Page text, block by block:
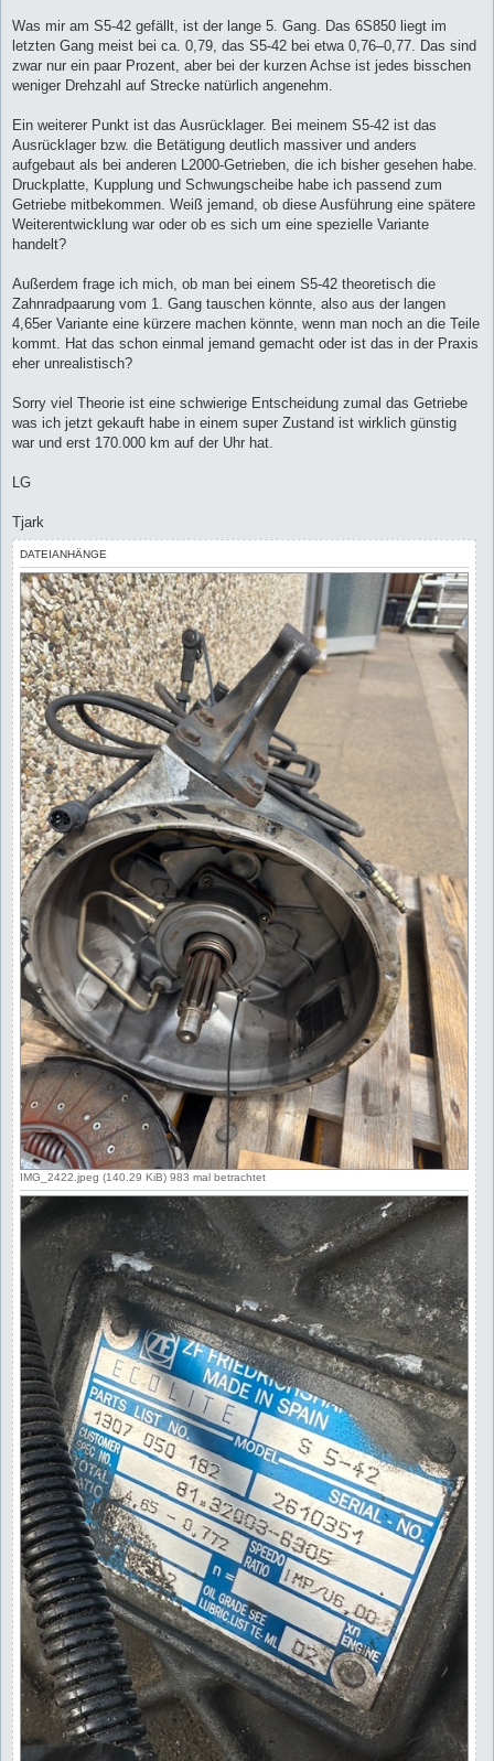
Was mir am S5-42 gefällt, ist der lange 5. Gang. Das 6S850 liegt im
letzten Gang meist bei ca. 0,79, das S5-42 bei etwa 0,76–0,77. Das sind
zwar nur ein paar Prozent, aber bei der kurzen Achse ist jedes bisschen
weniger Drehzahl auf Strecke natürlich angenehm.
Ein weiterer Punkt ist das Ausrücklager. Bei meinem S5-42 ist das
Ausrücklager bzw. die Betätigung deutlich massiver und anders
aufgebaut als bei anderen L2000-Getrieben, die ich bisher gesehen habe.
Druckplatte, Kupplung und Schwungscheibe habe ich passend zum
Getriebe mitbekommen. Weiß jemand, ob diese Ausführung eine spätere
Weiterentwicklung war oder ob es sich um eine spezielle Variante
handelt?
Außerdem frage ich mich, ob man bei einem S5-42 theoretisch die
Zahnradpaarung vom 1. Gang tauschen könnte, also aus der langen
4,65er Variante eine kürzere machen könnte, wenn man noch an die Teile
kommt. Hat das schon einmal jemand gemacht oder ist das in der Praxis
eher unrealistisch?
Sorry viel Theorie ist eine schwierige Entscheidung zumal das Getriebe
was ich jetzt gekauft habe in einem super Zustand ist wirklich günstig
war und erst 170.000 km auf der Uhr hat.
LG
Tjark
DATEIANHÄNGE
IMG_2422.jpeg (140.29 KiB) 983 mal betrachtet